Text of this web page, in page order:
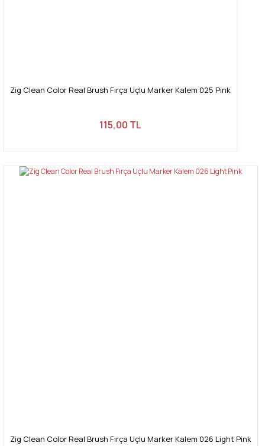
Zig Clean Color Real Brush Fırça Uçlu Marker Kalem 025 Pink
115,00 TL
Zig Clean Color Real Brush Fırça Uçlu Marker Kalem 026 Light Pink